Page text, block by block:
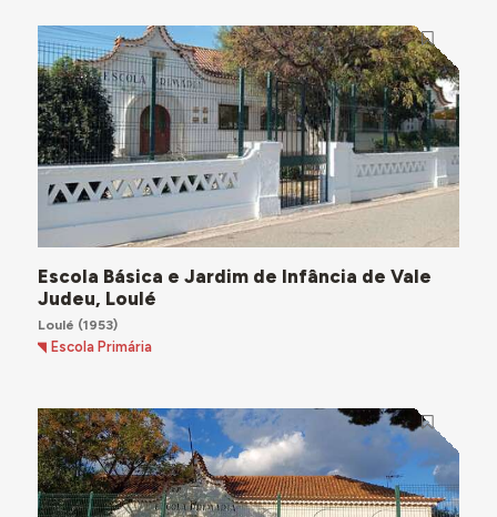
Escola Básica e Jardim de Infância de Vale
Judeu, Loulé
Loulé (1953)
Escola Primária